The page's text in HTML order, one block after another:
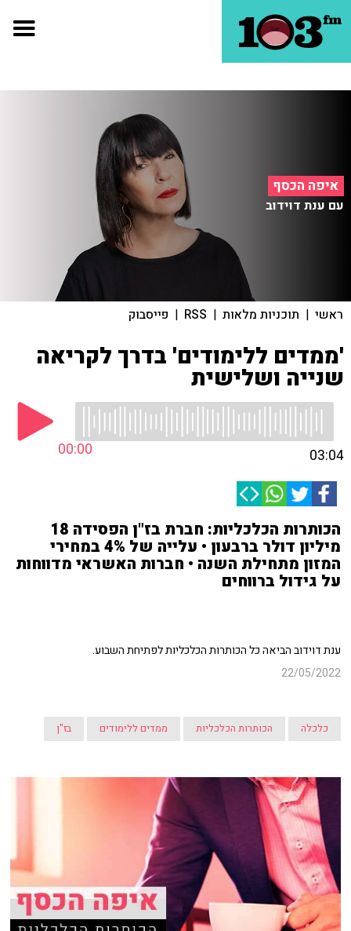
איפה הכסף
עם ענת דוידוב
ראשי | תוכניות מלאות |
RSS
| פייסבוק
'ממדים ללימודים' בדרך לקריאה
שנייה ושלישית
00:00 03:04
הכותרות הכלכליות: חברת בז"ן הפסידה 18
מיליון דולר ברבעון • עלייה של 4% במחירי
המזון מתחילת השנה • חברות האשראי מדווחות
על גידול ברווחים
ענת דוידוב הביאה כל הכותרות הכלכליות לפתיחת השבוע.
22/05/2022
כלכלה הכותרות הכלכליות ממדים ללימודים בז"ן